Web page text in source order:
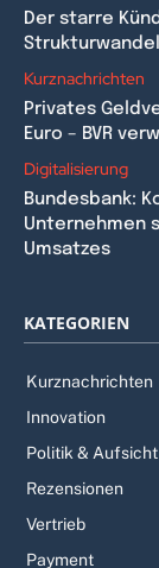
Der starre
Strukturwandel
Kurznachrichten
Privates
Euro – BVR
Digitalisierung
Bundesbank:
Unternehmen
Umsatzes
KATEGORIEN
Kurznachrichten
Innovation
Politik & Aufsicht
Rezensionen
Vertrieb
Payment